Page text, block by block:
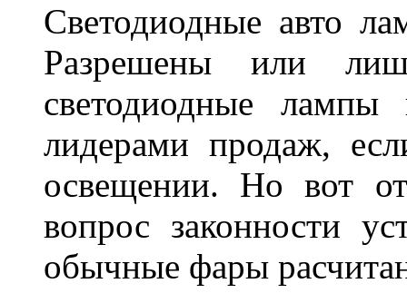
Светодиодные авто
Разрешены или
светодиодные лампы
лидерами продаж,
освещении. Но вот
вопрос законности
обычные фары